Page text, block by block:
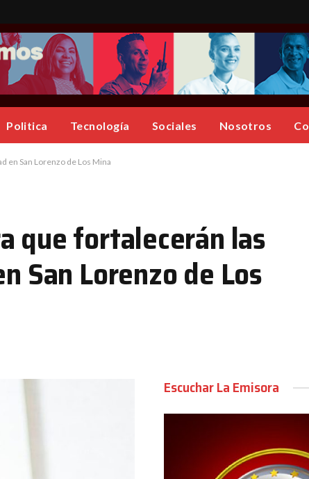
Politica Tecnología Sociales Nosotros
en San Lorenzo de Los Mina
que fortalecerán las
San Lorenzo de Los
Escuchar La Emisora